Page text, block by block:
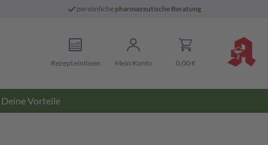
persönliche pharmazeutische Beratung
Rezept einlösen Mein Konto 0,00 €
Deine Vorteile